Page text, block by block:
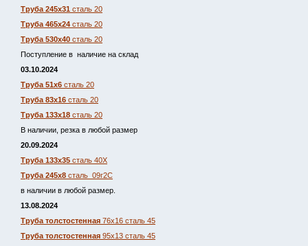
Труба 245х31 сталь 20
Труба 465х24 сталь 20
Труба 530х40 сталь 20
Поступление в наличие на склад
03.10.2024
Труба 51х6 сталь 20
Труба 83х16 сталь 20
Труба 133х18 сталь 20
В наличии, резка в любой размер
20.09.2024
Труба 133х35 сталь 40Х
Труба 245х8 сталь 09г2С
в наличии в любой размер.
13.08.2024
Труба толстостенная 76х16 сталь 45
Труба толстостенная 95х13 сталь 45